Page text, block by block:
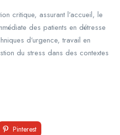
critique, assurant l’accueil, le
des patients en détresse
d’urgence, travail en
du stress dans des contextes
Pinterest